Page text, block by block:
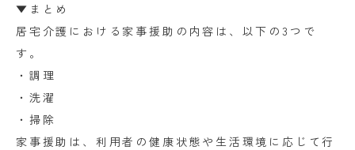
▼まとめ
居宅介護における家事援助の内容は、以下の3つで
す。
・調理
・洗濯
・掃除
家事援助は、利用者の健康状態や生活環境に応じて行